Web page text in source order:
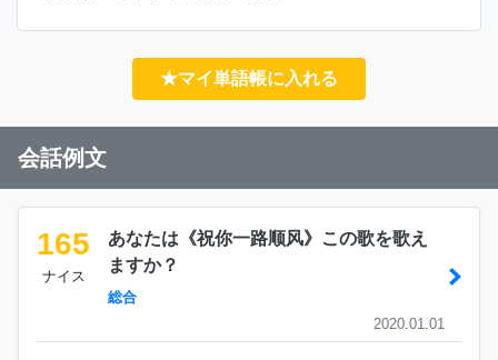
★マイ単語帳に入れる
会話例文
165
ナイス
あなたは《祝你一路顺风》この歌を歌え
ますか？
総合
2020.01.01